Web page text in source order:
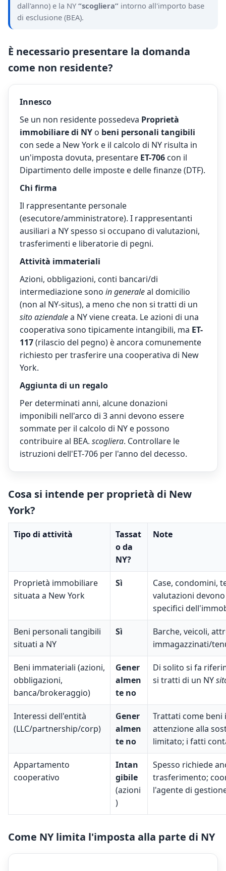
dall'anno) e la NY “scogliera” intorno all'importo base
di esclusione (BEA).
È necessario presentare la domanda
come non residente?
Innesco
Se un non residente possedeva Proprietà
immobiliare di NY o beni personali tangibili
con sede a New York e il calcolo di NY risulta in
un'imposta dovuta, presentare ET-706 con il
Dipartimento delle imposte e delle finanze (DTF).
Chi firma
Il rappresentante personale
(esecutore/amministratore). I rappresentanti
ausiliari a NY spesso si occupano di valutazioni,
trasferimenti e liberatorie di pegni.
Attività immateriali
Azioni, obbligazioni, conti bancari/di
intermediazione sono in generaleal domicilio
(non al NY-situs), a meno che non si tratti di un
sito aziendalea NY viene creata. Le azioni di una
cooperativa sono tipicamente intangibili, ma ET-
117(rilascio del pegno) è ancora comunemente
richiesto per trasferire una cooperativa di New
York.
Aggiunta di un regalo
Per determinati anni, alcune donazioni
imponibili nell'arco di 3 anni devono essere
sommate per il calcolo di NY e possono
contribuire al BEA. scogliera. Controllare le
istruzioni dell'ET-706 per l'anno del decesso.
Cosa si intende per proprietà di New
York?
Tipo di attività
Tassat
o da
NY?
Note
Proprietà immobiliare
situata a New York
Sì
Case, condomini,
valutazioni
specifici
Beni personali tangibili
situati a NY
Sì
Barche, veicoli,
immagazzinati/
Beni immateriali (azioni,
obbligazioni,
banca/brokeraggio)
Gener
almen
te no
Di solito si fa
si tratti di un NY
Interessi dell'entità
(LLC/partnership/corp)
Gener
almen
te no
Trattati come
attenzione alla
limitato; i fatti
Appartamento
cooperativo
Intan
gibile
(azioni
)
Spesso richiede
trasferimento;
l'agente di
Come NY limita l'imposta alla parte di NY